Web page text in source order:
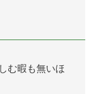
む暇も無いほ